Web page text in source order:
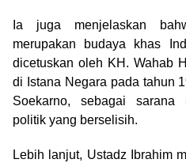
Ia juga menjelaskan
merupakan budaya khas
dicetuskan oleh KH. Wahab
di Istana Negara pada tahun
Soekarno, sebagai sarana
politik yang berselisih.
Lebih lanjut, Ustadz Ibrahim